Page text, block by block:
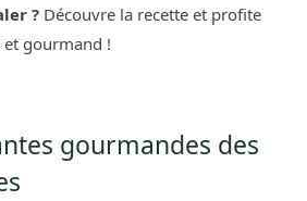
? Découvre la recette et profite
et gourmand !
gourmandes des